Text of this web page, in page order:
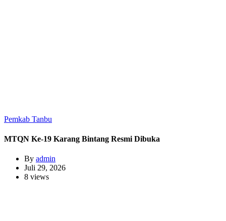
Pemkab Tanbu
MTQN Ke-19 Karang Bintang Resmi Dibuka
By admin
Juli 29, 2026
8 views